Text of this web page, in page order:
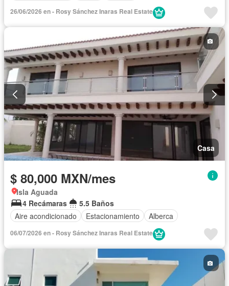
26/06/2026 en - Rosy Sánchez Inaras Real Estate
Casa
$ 80,000 MXN/mes
Isla Aguada
4 Recámaras
5.5 Baños
Aire acondicionado
Estacionamiento Alberca
06/07/2026 en - Rosy Sánchez Inaras Real Estate